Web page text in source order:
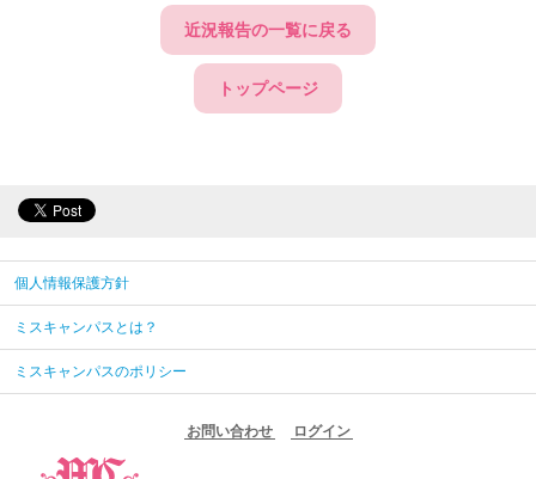
近況報告の一覧に戻る
トップページ
個人情報保護方針
ミスキャンパスとは？
ミスキャンパスのポリシー
お問い合わせ ログイン